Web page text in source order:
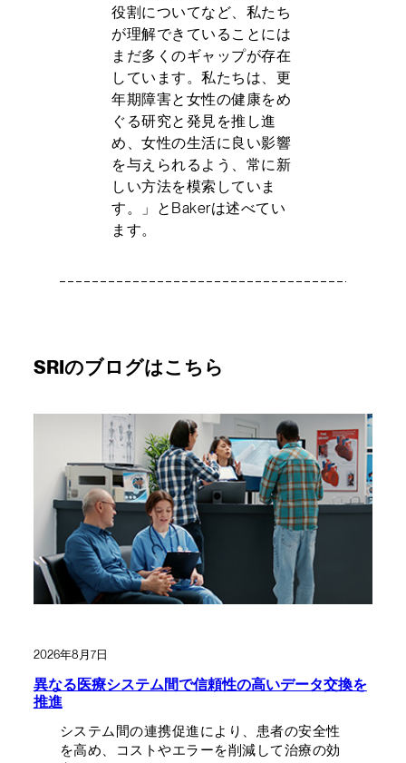
役割についてなど、私たち
が理解できていることには
まだ多くのギャップが存在
しています。私たちは、更
年期障害と女性の健康をめ
ぐる研究と発見を推し進
め、女性の生活に良い影響
を与えられるよう、常に新
しい方法を模索していま
す。」とBakerは述べてい
ます。
SRIのブログはこちら
2026年8月7日
異なる医療システム間で信頼性の高いデータ交換を
推進
システム間の連携促進により、患者の安全性
を高め、コストやエラーを削減して治療の効